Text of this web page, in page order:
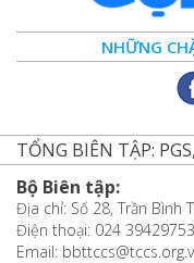
NHỮNG
TỔNG BIÊN TẬP:
Bộ Biên tập:
Địa chỉ: Số 28, Trần Bình
Điện thoại: 024
Email: